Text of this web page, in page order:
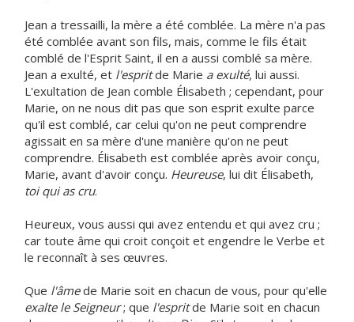
Jean a tressailli, la mère a été comblée. La mère n'a pas
été comblée avant son fils, mais, comme le fils était
comblé de l'Esprit Saint, il en a aussi comblé sa mère.
Jean a exulté, et l'espritde Marie a exulté, lui aussi.
L'exultation de Jean comble Élisabeth ; cependant, pour
Marie, on ne nous dit pas que son esprit exulte parce
qu'il est comblé, car celui qu'on ne peut comprendre
agissait en sa mère d'une manière qu'on ne peut
comprendre. Élisabeth est comblée après avoir conçu,
Marie, avant d'avoir conçu. Heureuse, lui dit Élisabeth,
toi qui as cru.
Heureux, vous aussi qui avez entendu et qui avez cru ;
car toute âme qui croit conçoit et engendre le Verbe et
le reconnaît à ses œuvres.
Que l'âmede Marie soit en chacun de vous, pour qu'elle
exalte le Seigneur; que l'espritde Marie soit en chacun